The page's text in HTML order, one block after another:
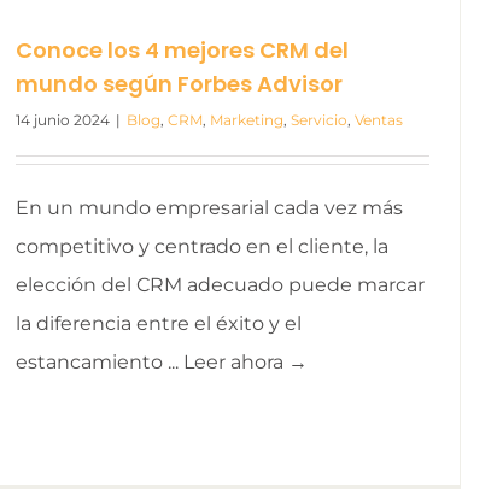
Conoce los 4 mejores CRM del
mundo según Forbes Advisor
14 junio 2024 | Blog CRM Marketing Servicio Ventas
En un mundo empresarial cada vez más
competitivo y centrado en el cliente, la
elección del CRM adecuado puede marcar
la diferencia entre el éxito y el
estancamiento ... Leer ahora →